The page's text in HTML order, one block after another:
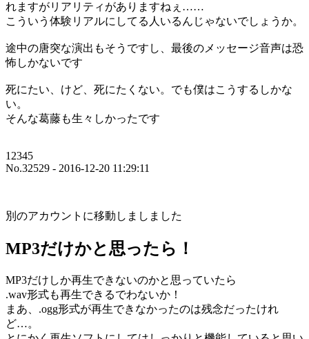
れますがリアリティがありますねぇ……
こういう体験リアルにしてる人いるんじゃないでしょうか。
途中の唐突な演出もそうですし、最後のメッセージ音声は恐
怖しかないです
死にたい、けど、死にたくない。でも僕はこうするしかな
い。
そんな葛藤も生々しかったです
12345
No.32529 - 2016-12-20 11:29:11
別のアカウントに移動しましました
MP3だけかと思ったら！
MP3だけしか再生できないのかと思っていたら
.wav形式も再生できるでわないか！
まあ、.ogg形式が再生できなかったのは残念だったけれ
ど…。